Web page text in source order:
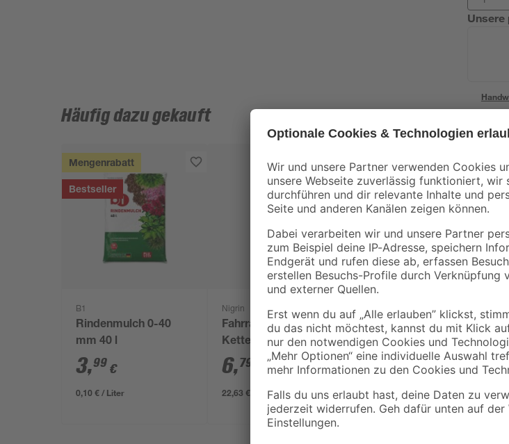
Unsere
Häufig dazu gekauft
Mengenrabatt
Bestseller
B1
Rindenmulch 0-40
mm 40 l
3,99 €
0,10 € / Liter
Nigrin
Fahrrad-
Kettenreiniger 'Bike
Line' 300 ml
6,79
22,63 € / Liter
Bestseller
Nigrin
Fahrrad Kettenöl
'Bike-Care' Allwetter
100 ml
6,59 €
65,90 € / Liter